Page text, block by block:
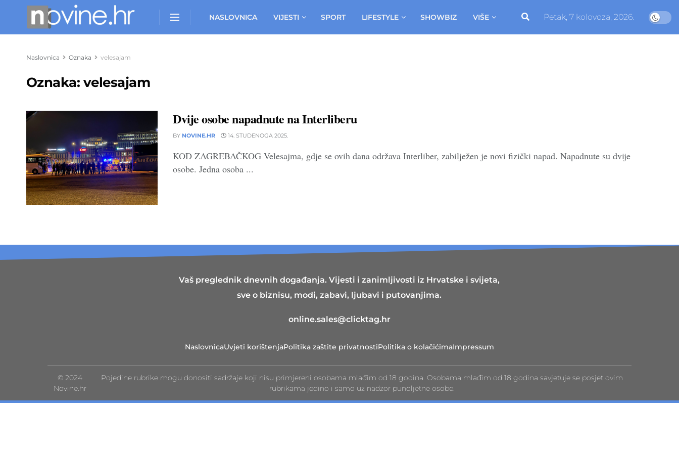
NASLOVNICA VIJESTI SPORT LIFESTYLE SHOWBIZ VIŠE Petak, 7 kolovoza, 2026.
Naslovnica Oznaka velesajam
Oznaka: velesajam
Dvije osobe napadnute na Interliberu
BY NOVINE.HR 14. STUDENOGA 2025.
KOD ZAGREBAČKOG Velesajma, gdje se ovih dana održava Interliber, zabilježen je novi fizički napad. Napadnute su dvije
osobe. Jedna osoba ...
Vaš preglednik dnevnih događanja. Vijesti i zanimljivosti iz Hrvatske i svijeta,
sve o biznisu, modi, zabavi, ljubavi i putovanjima.
online.sales@clicktag.hr
NaslovnicaUvjeti korištenjaPolitika zaštite privatnostiPolitika o kolačićimaImpressum
© 2024
Novine.hr
Pojedine rubrike mogu donositi sadržaje koji nisu primjereni osobama mlađim od 18 godina. Osobama mlađim od 18 godina savjetuje se posjet ovim
rubrikama jedino i samo uz nadzor punoljetne osobe.